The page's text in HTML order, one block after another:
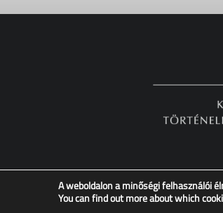
Copyright ©
A weboldalon a minőségi felhasználói
You can find out more about which